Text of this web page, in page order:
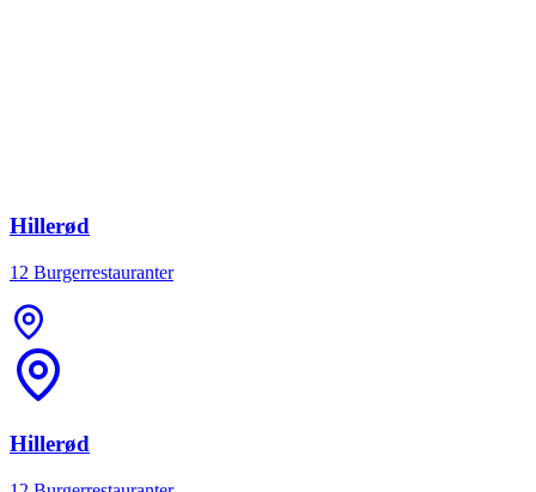
Hillerød
12 Burgerrestauranter
Hillerød